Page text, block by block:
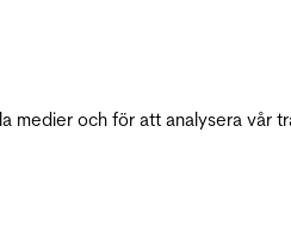
och för att analysera